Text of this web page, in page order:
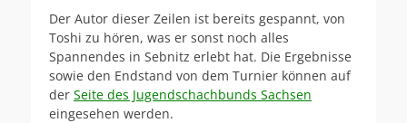
Der Autor dieser Zeilen ist bereits gespannt, von
Toshi zu hören, was er sonst noch alles
Spannendes in Sebnitz erlebt hat. Die Ergebnisse
sowie den Endstand von dem Turnier können auf
der Seite des Jugendschachbunds Sachsen
eingesehen werden.